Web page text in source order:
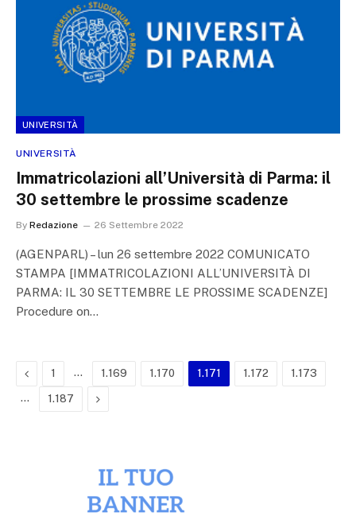
UNIVERSITÀ
UNIVERSITÀ
Immatricolazioni all’Università di Parma: il
30 settembre le prossime scadenze
By Redazione 26 Settembre 2022
(AGENPARL) – lun 26 settembre 2022 COMUNICATO
STAMPA [IMMATRICOLAZIONI ALL’UNIVERSITÀ DI
PARMA: IL 30 SETTEMBRE LE PROSSIME SCADENZE]
Procedure on…
Previous
1 … 1.169 1.170 1.171 1.172 1.173
… 1.187 Next